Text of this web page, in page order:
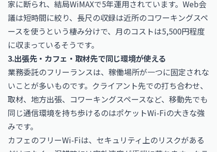
家に断られ、結局WiMAXで5年運用されています。Web会
議は短時間に絞り、長尺の収録は近所のコワーキングスペ
ースを使うという棲み分けで、月のコストは5,500円程度
に収まっているそうです。
3.出張先・カフェ・取材先で同じ環境が使える
業務委託のフリーランスは、稼働場所が一つに固定されな
いことが多いものです。クライアント先での打ち合わせ、
取材、地方出張、コワーキングスペースなど、移動先でも
同じ通信環境を持ち歩けるのはポケットWi-Fiの大きな強
みです。
カフェのフリーWi-Fiは、セキュリティ上のリスクがある